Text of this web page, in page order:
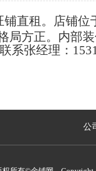
直租。店铺
局方正。内部
系张经理：
公